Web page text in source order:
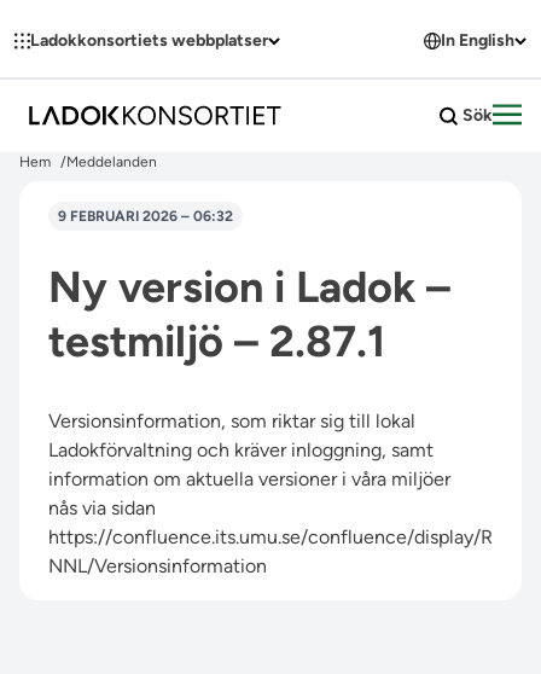
Ladokkonsortiets webbplatser In English
Sök
Hem Meddelanden
9 FEBRUARI 2026 – 06:32
Ny version i Ladok –
testmiljö – 2.87.1
Versionsinformation, som riktar sig till lokal
Ladokförvaltning och kräver inloggning, samt
information om aktuella versioner i våra miljöer
nås via sidan
https://confluence.its.umu.se/confluence/display/R
NNL/Versionsinformation